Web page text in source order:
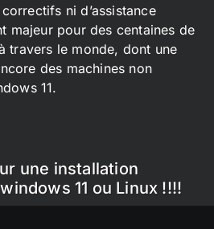
ni d’assistance
majeur pour des centaines de
travers le monde, dont une
des machines non
11.
une installation
11 ou Linux !!!!